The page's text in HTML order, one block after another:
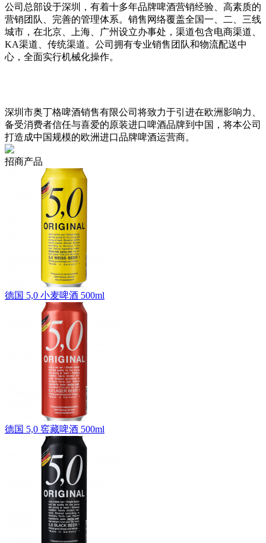
公司总部设于深圳，有着十多年品牌啤酒营销经验、高素质的
营销团队、完善的管理体系。销售网络覆盖全国一、二、三线
城市，在北京、上海、广州设立办事处，渠道包含电商渠道、
KA渠道、传统渠道。公司拥有专业销售团队和物流配送中
心，全面实行机械化操作。
深圳市奥丁格啤酒销售有限公司将致力于引进在欧洲影响力、
备受消费者信任与喜爱的原装进口啤酒品牌到中国，将本公司
打造成中国规模的欧洲进口品牌啤酒运营商。
招商产品
德国 5,0 小麦啤酒 500ml
德国 5,0 窖藏啤酒 500ml